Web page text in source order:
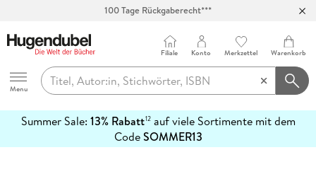
100 Tage Rückgaberecht***
Hugendubel
Menu
Filiale Konto Merkzettel Warenkorb
Summer Sale: 13% Rabatt12auf viele Sortimente mit dem
CodeSOMMER13
erfahren